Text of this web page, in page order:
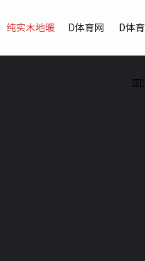
纯实木地暖 D体育网 D体
国